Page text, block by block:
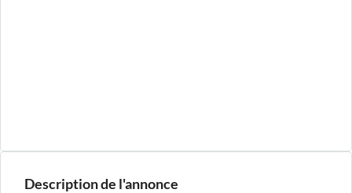
Description de l'annonce